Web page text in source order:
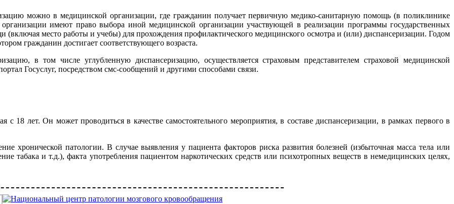
можно в медицинской организации, где гражданин получает первичную медико-санитарную помощь (в поликлинике
имеют право выбора иной медицинской организации участвующей в реализации программы государственных
(включая место работы и учебы) для прохождения профилактического медицинского осмотра и (или) диспансеризации. Годом
гражданин достигает соответствующего возраста.
в том числе углубленную диспансеризацию, осуществляется страховым представителем страховой медицинской
Госуслуг, посредством смс-сообщений и другими способами связи.
18 лет. Он может проводиться в качестве самостоятельного мероприятия, в составе диспансеризации, в рамках первого в
хронической патологии. В случае выявления у пациента факторов риска развития болезней (избыточная масса тела или
табака и т.д.), факта употребления пациентом наркотических средств или психотропных веществ в немедицинских целях,